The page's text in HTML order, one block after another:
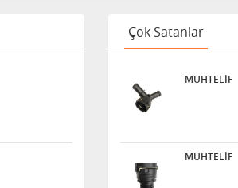
Çok Satanlar
MUHTELİF
MUHTELİF